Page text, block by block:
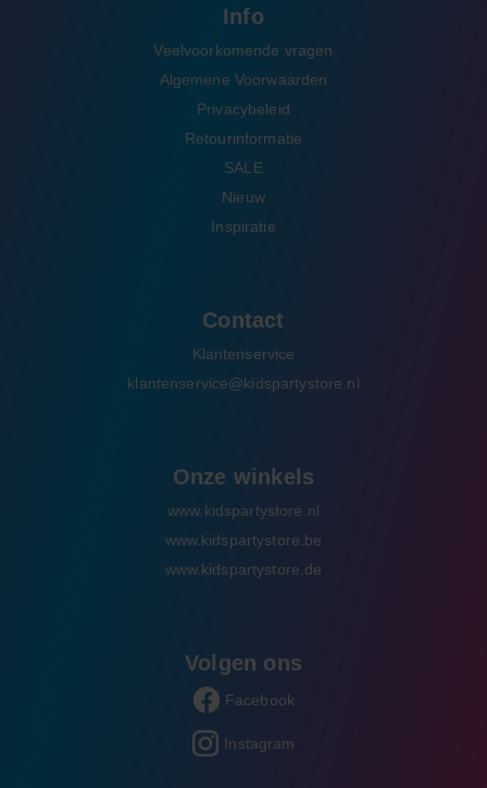
Info
Veelvoorkomende vragen
Algemene Voorwaarden
Privacybeleid
Retourinformatie
SALE
Nieuw
Inspiratie
Contact
Klantenservice
klantenservice@kidspartystore.nl
Onze winkels
www.kidspartystore.nl
www.kidspartystore.be
www.kidspartystore.de
Volgen ons
Facebook
Instagram